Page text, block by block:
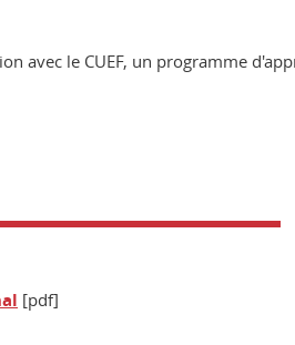
avec le CUEF, un programme
[pdf]